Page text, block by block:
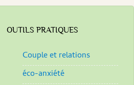
OUTILS PRATIQUES
Couple et relations
éco-anxiété